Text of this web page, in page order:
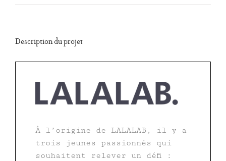
Description du projet
À l’origine de LALALAB, il y a
trois jeunes passionnés qui
souhaitent relever un défi :